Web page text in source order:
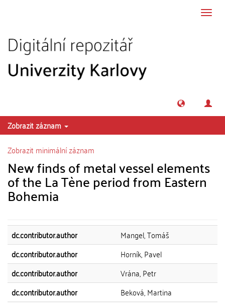
Zobrazit záznam
Zobrazit minimální záznam
New finds of metal vessel elements
of the La Tène period from Eastern
Bohemia
dc.contributor.author
Mangel, Tomáš
dc.contributor.author
Horník, Pavel
dc.contributor.author
Vrána, Petr
dc.contributor.author
Beková, Martina